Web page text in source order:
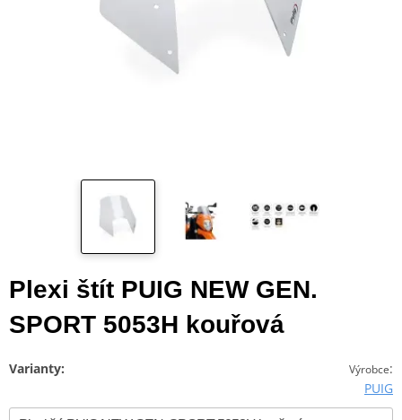
Plexi štít PUIG NEW GEN.
SPORT 5053H kouřová
Výrobce:
PUIG
Varianty: